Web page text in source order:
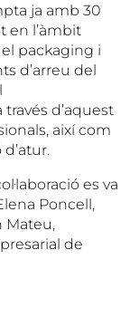
ja amb 30
en l’àmbit
el packaging i
d’arreu del
d’aquest
així com
es va
Poncell,
Mateu,
de